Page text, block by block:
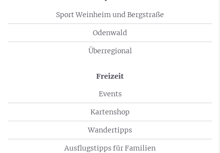
Sport Weinheim und Bergstraße
Odenwald
Überregional
Freizeit
Events
Kartenshop
Wandertipps
Ausflugstipps für Familien